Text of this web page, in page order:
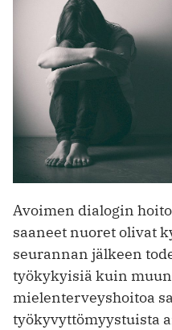
Avoimen dialogin
saaneet nuoret olivat
seurannan jälkeen
työkykyisiä kuin
mielenterveyshoitoa
työkyvyttömyystuista